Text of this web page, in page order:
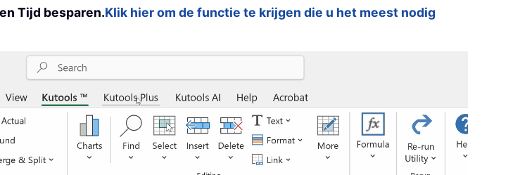
Tijd besparen.Klik hier om de functie te krijgen die u het meest nodig